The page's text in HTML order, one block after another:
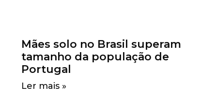
Mães solo no Brasil superam
tamanho da população de
Portugal
Ler mais »